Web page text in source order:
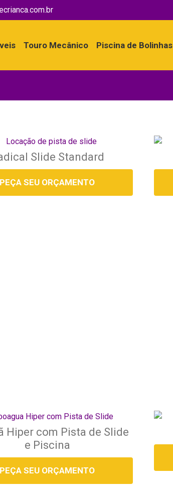
Touro Mecânico Piscina de Bolinhas
Slide Standard
PEÇA SEU ORÇAMENTO
Hiper com Pista de Slide
e Piscina
PEÇA SEU ORÇAMENTO